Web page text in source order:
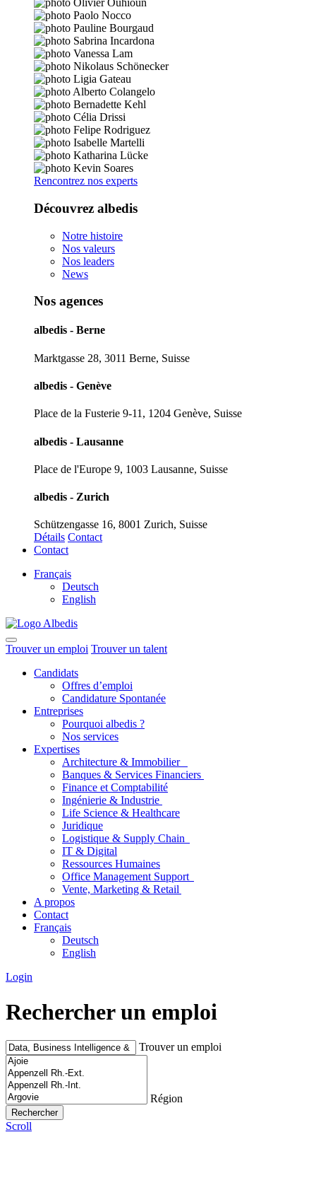
Rencontrez nos experts
Découvrez albedis
Notre histoire
Nos valeurs
Nos leaders
News
Nos agences
albedis - Berne
Marktgasse 28, 3011 Berne, Suisse
albedis - Genève
Place de la Fusterie 9-11, 1204 Genève, Suisse
albedis - Lausanne
Place de l'Europe 9, 1003 Lausanne, Suisse
albedis - Zurich
Schützengasse 16, 8001 Zurich, Suisse
Détails Contact
Contact
Français
Deutsch
English
Trouver un emploi Trouver un talent
Candidats
Offres d’emploi
Candidature Spontanée
Entreprises
Pourquoi albedis ?
Nos services
Expertises
Architecture & Immobilier
Banques & Services Financiers
Finance et Comptabilité
Ingénierie & Industrie
Life Science & Healthcare
Juridique
Logistique & Supply Chain
IT & Digital
Ressources Humaines
Office Management Support
Vente, Marketing & Retail
A propos
Contact
Français
Deutsch
English
Login
Rechercher un emploi
Trouver un emploi
Région
Scroll